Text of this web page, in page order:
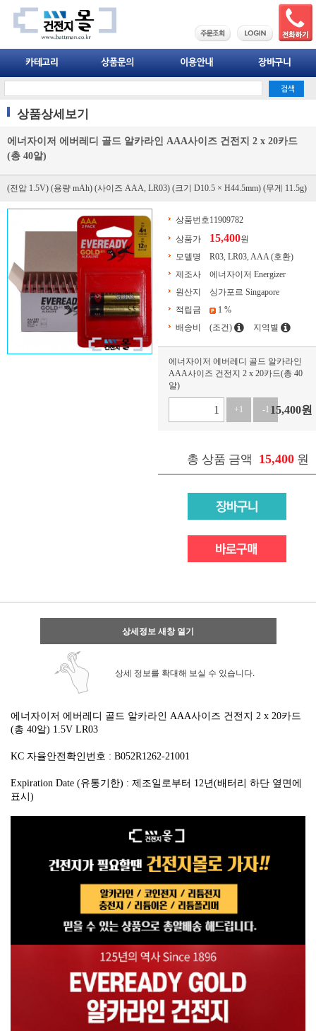
상품상세보기
에너자이저 에버레디 골드 알카라인 AAA사이즈 건전지 2 x 20카드
(총 40알)
(전압 1.5V) (용량 mAh) (사이즈 AAA, LR03) (크기 D10.5 × H44.5mm) (무게 11.5g)
상품번호11909782
상품가
15,400원
모델명
R03, LR03, AAA (호환)
제조사
에너자이저 Energizer
원산지
싱가포르 Singapore
적립금
1 %
배송비
(조건) 지역별
에너자이저 에버레디 골드 알카라인
AAA사이즈 건전지 2 x 20카드(총 40
알)
+1 -1 15,400원
총 상품 금액 15,400 원
상세정보 새창 열기
상세 정보를 확대해 보실 수 있습니다.
에너자이저 에버레디 골드 알카라인 AAA사이즈 건전지 2 x 20카드
(총 40알) 1.5V LR03
KC 자율안전확인번호 : B052R1262-21001
Expiration Date (유통기한) : 제조일로부터 12년(배터리 하단 옆면에
표시)